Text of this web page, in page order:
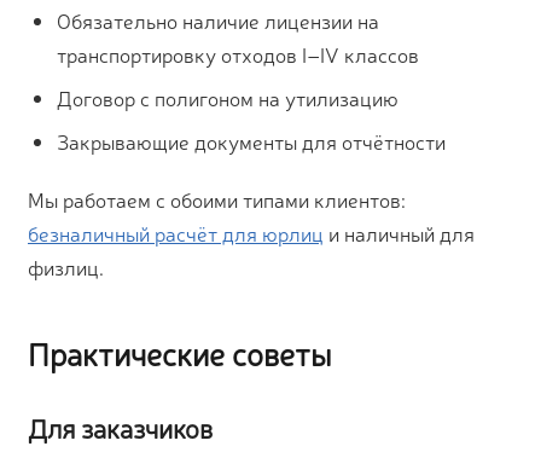
Обязательно наличие лицензии на
транспортировку отходов I–IV классов
Договор с полигоном на утилизацию
Закрывающие документы для отчётности
Мы работаем с обоими типами клиентов:
безналичный расчёт для юрлиц и наличный для
физлиц.
Практические советы
Для заказчиков